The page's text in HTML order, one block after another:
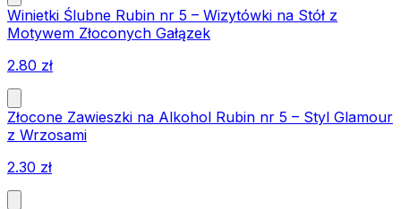
Winietki Ślubne Rubin nr 5 – Wizytówki na Stół z
Motywem Złoconych Gałązek
2.80 zł
Złocone Zawieszki na Alkohol Rubin nr 5 – Styl Glamour
z Wrzosami
2.30 zł